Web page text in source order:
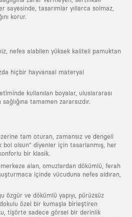
sayesinde, tasarımlar yıllarca solmaz,
korur.
nefes alabilen yüksek kaliteli pamuktan
hiçbir hayvansal materyal
kullanılan boyalar, uluslararası
tamamen zararsızdır.
tam oturan, zamansız ve dengeli
olsun" diyenler için tasarlanmış, her
bir klasik.
alan, omuzlardan dökümlü, ferah
içinde vücuduna nefes aldıran,
özgür ve dökümlü yapıyı, pürüzsüz
özel bir kumaşla birleştiren
tişörte sadece görsel bir derinlik